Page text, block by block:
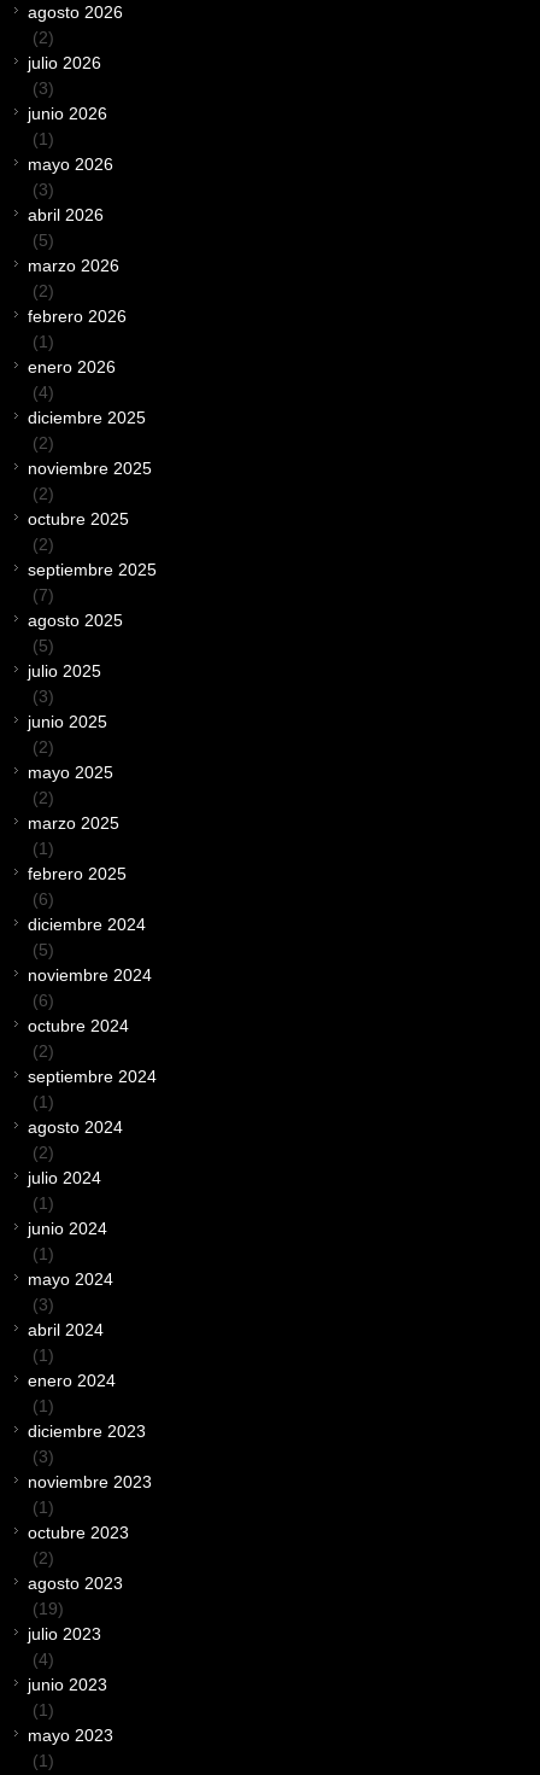
agosto 2026
(2)
julio 2026
(3)
junio 2026
(1)
mayo 2026
(3)
abril 2026
(5)
marzo 2026
(2)
febrero 2026
(1)
enero 2026
(4)
diciembre 2025
(2)
noviembre 2025
(2)
octubre 2025
(2)
septiembre 2025
(7)
agosto 2025
(5)
julio 2025
(3)
junio 2025
(2)
mayo 2025
(2)
marzo 2025
(1)
febrero 2025
(6)
diciembre 2024
(5)
noviembre 2024
(6)
octubre 2024
(2)
septiembre 2024
(1)
agosto 2024
(2)
julio 2024
(1)
junio 2024
(1)
mayo 2024
(3)
abril 2024
(1)
enero 2024
(1)
diciembre 2023
(3)
noviembre 2023
(1)
octubre 2023
(2)
agosto 2023
(19)
julio 2023
(4)
junio 2023
(1)
mayo 2023
(1)